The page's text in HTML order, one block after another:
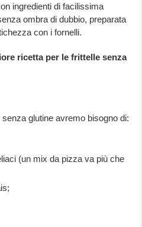
ingredienti di facilissima
ombra di dubbio, preparata
con i fornelli.
ricetta per le frittelle senza
glutine avremo bisogno di:
(un mix da pizza va più che